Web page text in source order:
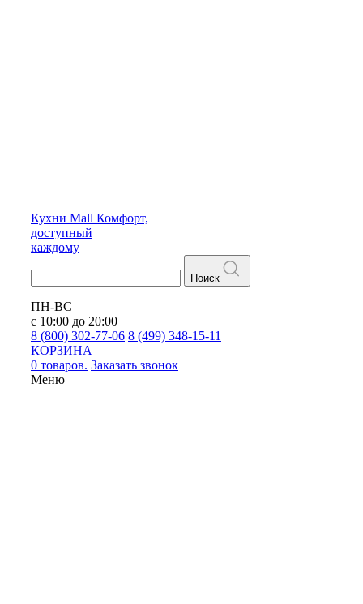
Кухни Mall Комфорт,
доступный
каждому
Поиск
ПН-ВС
с 10:00 до 20:00
8 (800) 302-77-06 8 (499) 348-15-11
КОРЗИНА
0 товаров. Заказать звонок
Меню